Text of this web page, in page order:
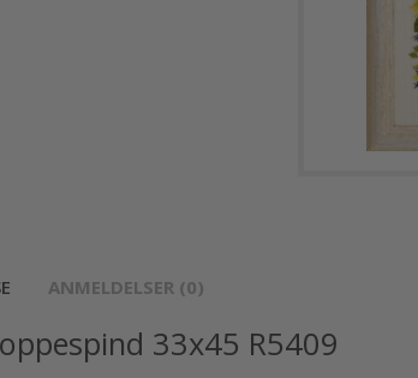
ANMELDELSER (0)
33x45 R5409